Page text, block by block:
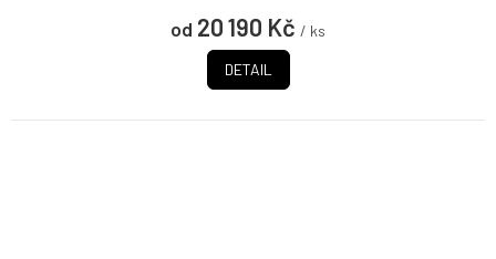
od 20 190 Kč / ks
DETAIL